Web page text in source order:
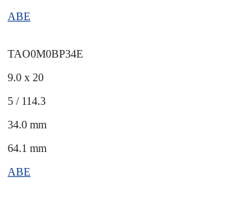
ABE
TAO0M0BP34E
9.0 x 20
5 / 114.3
34.0 mm
64.1 mm
ABE